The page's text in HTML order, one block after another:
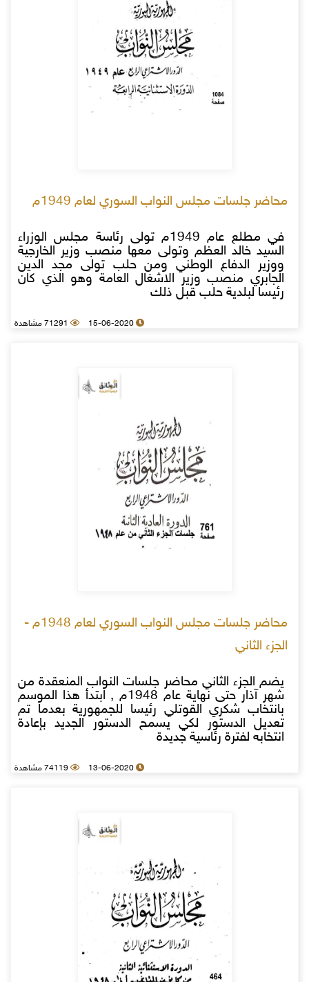
محاضر جلسات مجلس النواب السوري لعام 1949م
في مطلع عام 1949م تولى رئاسة مجلس الوزراء
السيد خالد العظم وتولى معها منصب وزير الخارجية
ووزير الدفاع الوطني ومن حلب تولى مجد الدين
الجابري منصب وزير الاشغال العامة وهو الذي كان
رئيسا لبلدية حلب قبل ذلك
15-06-2020 71291 مشاهدة
محاضر جلسات مجلس النواب السوري لعام 1948م -
الجزء الثاني
يضم الجزء الثاني محاضر جلسات النواب المنعقدة من
شهر آذار حتى نهاية عام 1948م , ابتدأ هذا الموسم
بانتخاب شكري القوتلي رئيسا للجمهورية بعدما تم
تعديل الدستور لكي يسمح الدستور الجديد بإعادة
انتخابه لفترة رئاسية جديدة
13-06-2020 74119 مشاهدة